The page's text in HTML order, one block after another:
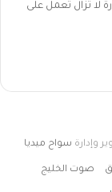
لا تزال تعمل على
سواح ميديا
صوت الخليج